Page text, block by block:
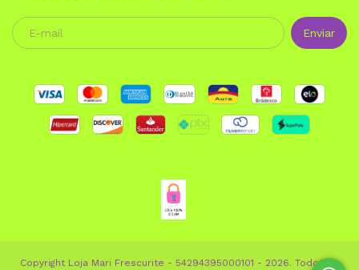
Copyright Loja Mari Frescurite - 54294395000101 - 2026. Todos os